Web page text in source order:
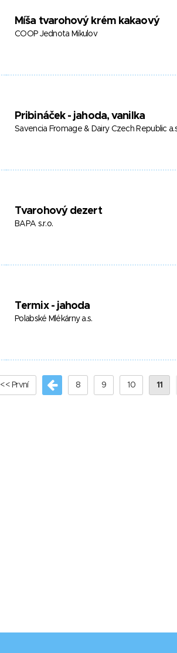
Míša tvarohový krém kakaový
COOP Jednota Mikulov
Pribináček - jahoda, vanilka
Savencia Fromage & Dairy Czech Republic
Tvarohový dezert
BAPA s.r.o.
Termix - jahoda
Polabské Mlékárny a.s.
<< První 8 9 10 11